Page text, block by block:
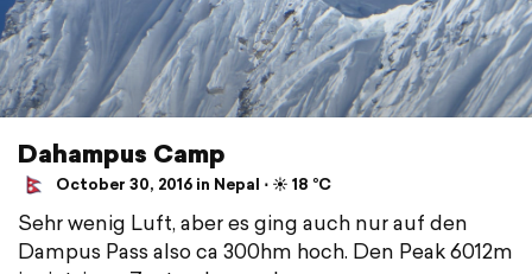
Dahampus Camp
October 30, 2016 in Nepal ⋅ ☀️ 18 °C
Sehr wenig Luft, aber es ging auch nur auf den
Dampus Pass also ca 300hm hoch. Den Peak 6012m